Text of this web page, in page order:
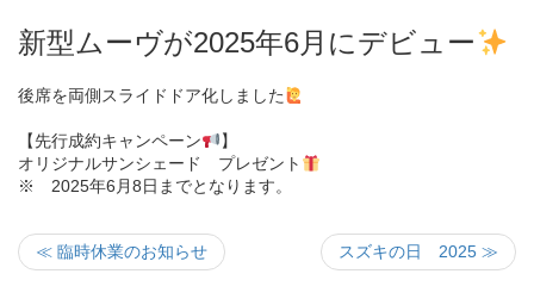
新型ムーヴが2025年6月にデビュー
後席を両側スライドドア化しました
【先行成約キャンペーン
】
オリジナルサンシェード プレゼント
※ 2025年6月8日までとなります。
≪ 臨時休業のお知らせ スズキの日 2025 ≫